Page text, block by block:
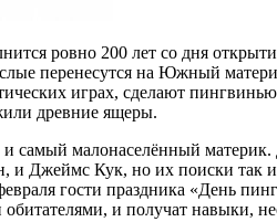
ровно 200 лет со дня
перенесутся на Южный
играх, сделают
древние ящеры.
малонаселённый материк.
Джеймс Кук, но их поиски так
гости праздника «День
и получат навыки,